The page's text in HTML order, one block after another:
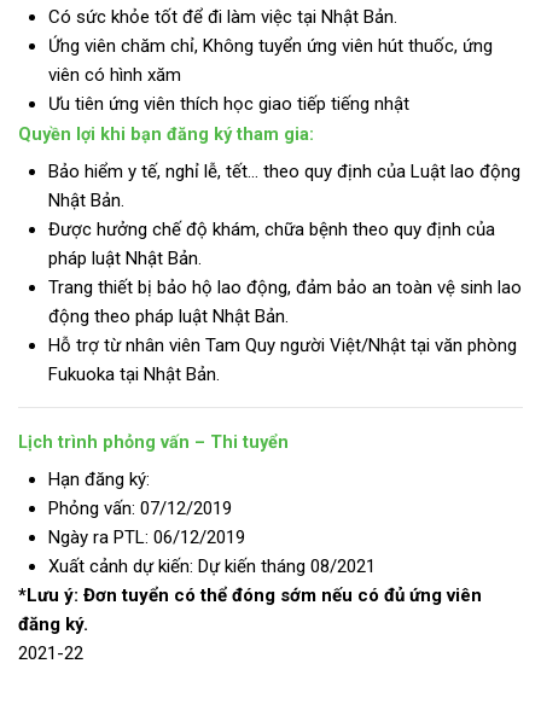
Có sức khỏe tốt để đi làm việc tại Nhật Bản.
Ứng viên chăm chỉ, Không tuyển ứng viên hút thuốc, ứng
viên có hình xăm
Ưu tiên ứng viên thích học giao tiếp tiếng nhật
Quyền lợi khi bạn đăng ký tham gia:
Bảo hiểm y tế, nghỉ lễ, tết… theo quy định của Luật lao động
Nhật Bản.
Được hưởng chế độ khám, chữa bệnh theo quy định của
pháp luật Nhật Bản.
Trang thiết bị bảo hộ lao động, đảm bảo an toàn vệ sinh lao
động theo pháp luật Nhật Bản.
Hỗ trợ từ nhân viên Tam Quy người Việt/Nhật tại văn phòng
Fukuoka tại Nhật Bản.
Lịch trình phỏng vấn – Thi tuyển
Hạn đăng ký:
Phỏng vấn: 07/12/2019
Ngày ra PTL: 06/12/2019
Xuất cảnh dự kiến: Dự kiến tháng 08/2021
*Lưu ý: Đơn tuyển có thể đóng sớm nếu có đủ ứng viên
đăng ký.
2021-22